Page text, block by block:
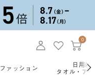
0
ファッション
日用雑
タオル・ア